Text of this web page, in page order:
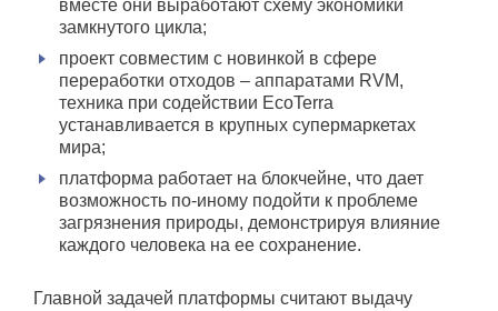
вместе они выработают схему экономики
замкнутого цикла;
проект совместим с новинкой в сфере
переработки отходов – аппаратами RVM,
техника при содействии EcoTerra
устанавливается в крупных супермаркетах
мира;
платформа работает на блокчейне, что дает
возможность по-иному подойти к проблеме
загрязнения природы, демонстрируя влияние
каждого человека на ее сохранение.
Главной задачей платформы считают выдачу